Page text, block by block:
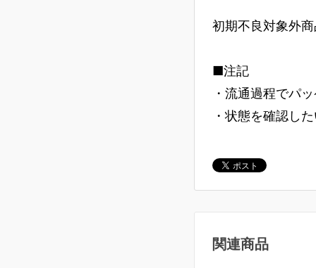
初期不良対象外
■注記
・流通過程でパ
・状態を確認し
関連商品